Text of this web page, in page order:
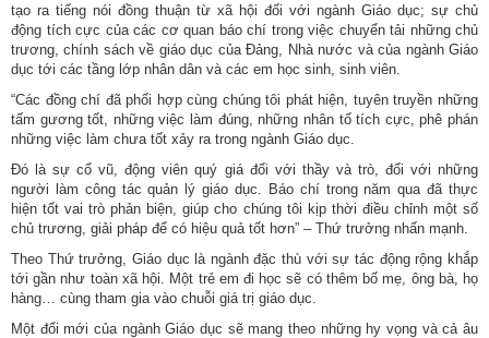
tạo ra tiếng nói đồng thuận từ xã hội đối với ngành Giáo dục; sự chủ
động tích cực của các cơ quan báo chí trong việc chuyển tải những chủ
trương, chính sách về giáo dục của Đảng, Nhà nước và của ngành Giáo
dục tới các tầng lớp nhân dân và các em học sinh, sinh viên.
“Các đồng chí đã phối hợp cùng chúng tôi phát hiện, tuyên truyền những
tấm gương tốt, những việc làm đúng, những nhân tố tích cực, phê phán
những việc làm chưa tốt xảy ra trong ngành Giáo dục.
Đó là sự cổ vũ, động viên quý giá đối với thầy và trò, đối với những
người làm công tác quản lý giáo dục. Báo chí trong năm qua đã thực
hiện tốt vai trò phản biện, giúp cho chúng tôi kịp thời điều chỉnh một số
chủ trương, giải pháp để có hiệu quả tốt hơn” – Thứ trưởng nhấn mạnh.
Theo Thứ trưởng, Giáo dục là ngành đặc thù với sự tác động rộng khắp
tới gần như toàn xã hội. Một trẻ em đi học sẽ có thêm bố mẹ, ông bà, họ
hàng… cùng tham gia vào chuỗi giá trị giáo dục.
Một đổi mới của ngành Giáo dục sẽ mang theo những hy vọng và cả âu